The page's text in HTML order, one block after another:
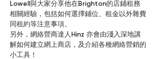
Lowell與大家分享他在Brighton的店鋪租務
相關經驗，包括如何選擇鋪位、租金以外雜費
同租約等注意事項。
另外，網絡營商達人Hinz 亦會由淺入深地講
解如何建立網上商店，及介紹各種網絡營銷的
小工具！